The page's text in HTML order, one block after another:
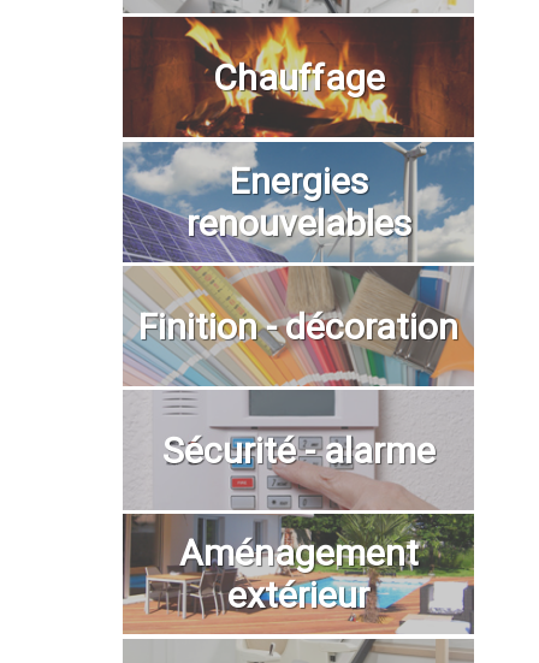
Chauffage
Energies
renouvelables
Finition - décoration
Sécurité - alarme
Aménagement
extérieur